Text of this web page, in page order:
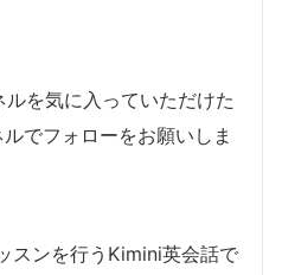
を気に入っていただけた
でフォローをお願いしま
スンを行うKimini英会話で